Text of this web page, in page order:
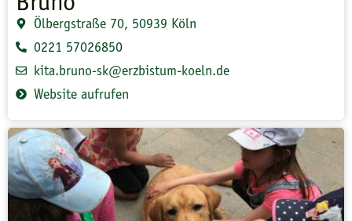
Ölbergstraße 70, 50939 Köln
0221 57026850
kita.bruno-sk@erzbistum-koeln.de
Website aufrufen